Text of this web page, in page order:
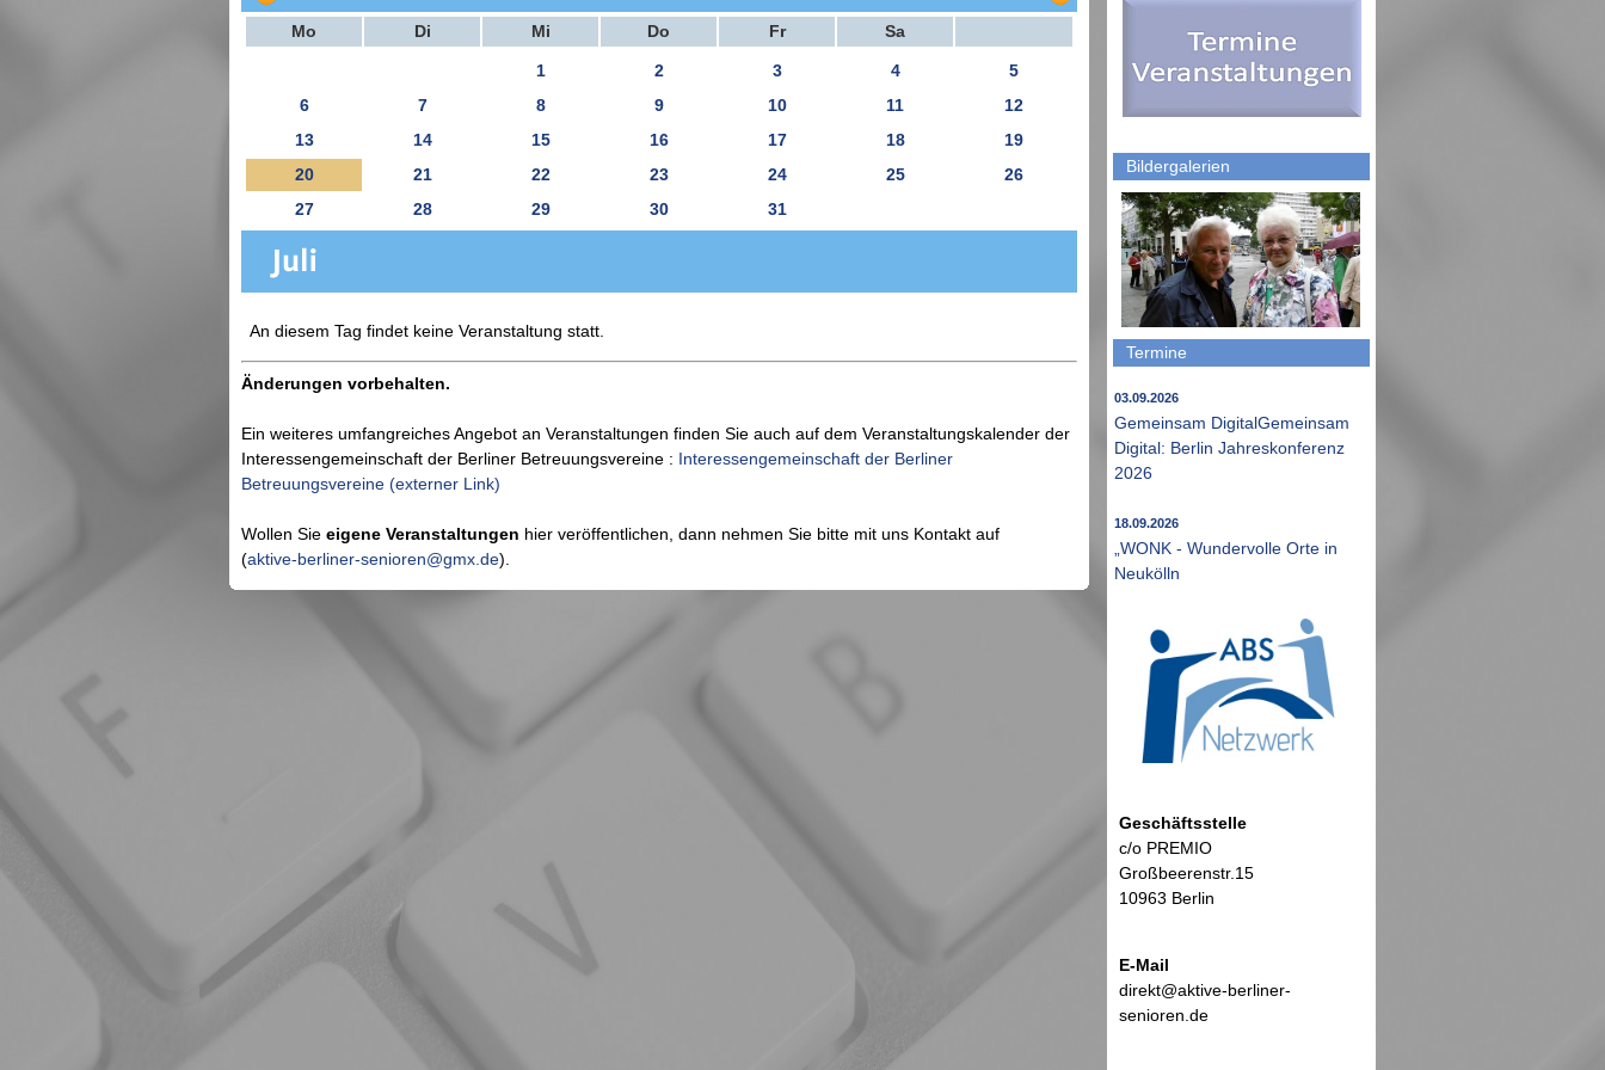
Mo Di Mi Do Fr Sa
1 2 3 4
5
6
7 8 9 10 11
12
13
14 15 16 17 18
19
20
21 22 23 24 25
26
27
28 29 30 31
An diesem Tag findet keine Veranstaltung statt.
Änderungen vorbehalten.
Ein weiteres umfangreiches Angebot an Veranstaltungen finden Sie auch auf dem Veranstaltungskalender der
Interessengemeinschaft der Berliner Betreuungsvereine : Interessengemeinschaft der Berliner
Betreuungsvereine (externer Link)
Wollen Sie eigene Veranstaltungen hier veröffentlichen, dann nehmen Sie bitte mit uns Kontakt auf
(aktive-berliner-senioren@gmx.de).
Bildergalerien
Termine
03.09.2026
Gemeinsam DigitalGemeinsam
Digital: Berlin Jahreskonferenz
2026
18.09.2026
„WONK - Wundervolle Orte in
Neukölln
Geschäftsstelle
c/o PREMIO
Großbeerenstr.15
10963 Berlin
E-Mail
direkt@aktive-berliner-
senioren.de